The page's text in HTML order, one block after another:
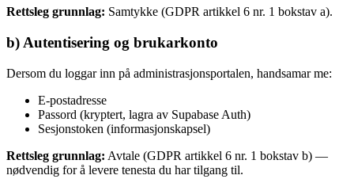
Rettsleg grunnlag: Samtykke (GDPR artikkel 6 nr. 1 bokstav a).
b) Autentisering og brukarkonto
Dersom du loggar inn på administrasjonsportalen, handsamar me:
E-postadresse
Passord (kryptert, lagra av Supabase Auth)
Sesjonstoken (informasjonskapsel)
Rettsleg grunnlag: Avtale (GDPR artikkel 6 nr. 1 bokstav b) —
nødvendig for å levere tenesta du har tilgang til.